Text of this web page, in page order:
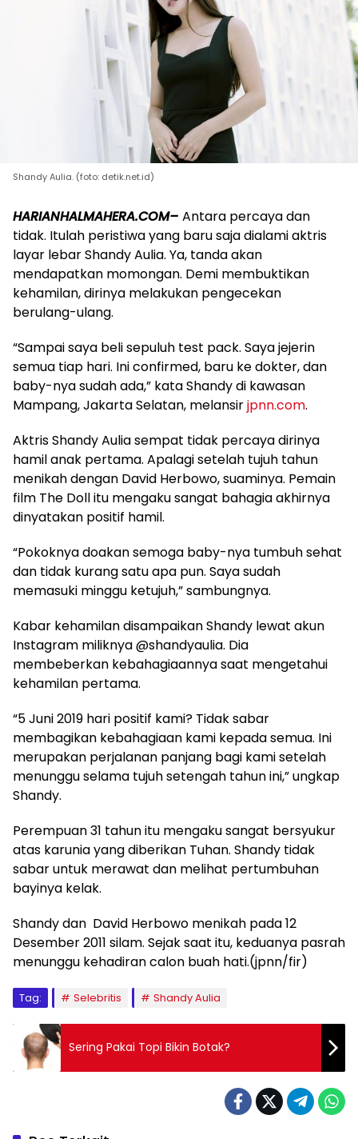
Shandy Aulia. (foto: detik.net.id)
HARIANHALMAHERA.COM– Antara percaya dan
tidak. Itulah peristiwa yang baru saja dialami aktris
layar lebar Shandy Aulia. Ya, tanda akan
mendapatkan momongan. Demi membuktikan
kehamilan, dirinya melakukan pengecekan
berulang-ulang.
“Sampai saya beli sepuluh test pack. Saya jejerin
semua tiap hari. Ini confirmed, baru ke dokter, dan
baby-nya sudah ada,” kata Shandy di kawasan
Mampang, Jakarta Selatan, melansirjpnn.com.
Aktris Shandy Aulia sempat tidak percaya dirinya
hamil anak pertama. Apalagi setelah tujuh tahun
menikah dengan David Herbowo, suaminya. Pemain
film The Doll itu mengaku sangat bahagia akhirnya
dinyatakan positif hamil.
“Pokoknya doakan semoga baby-nya tumbuh sehat
dan tidak kurang satu apa pun. Saya sudah
memasuki minggu ketujuh,” sambungnya.
Kabar kehamilan disampaikan Shandy lewat akun
Instagram miliknya @shandyaulia. Dia
membeberkan kebahagiaannya saat mengetahui
kehamilan pertama.
“5 Juni 2019 hari positif kami? Tidak sabar
membagikan kebahagiaan kami kepada semua. Ini
merupakan perjalanan panjang bagi kami setelah
menunggu selama tujuh setengah tahun ini,” ungkap
Shandy.
Perempuan 31 tahun itu mengaku sangat bersyukur
atas karunia yang diberikan Tuhan. Shandy tidak
sabar untuk merawat dan melihat pertumbuhan
bayinya kelak.
Shandy dan David Herbowo menikah pada 12
Desember 2011 silam. Sejak saat itu, keduanya pasrah
menunggu kehadiran calon buah hati.(jpnn/fir)
Tag: Selebritis Shandy Aulia
Sering Pakai Topi Bikin Botak?